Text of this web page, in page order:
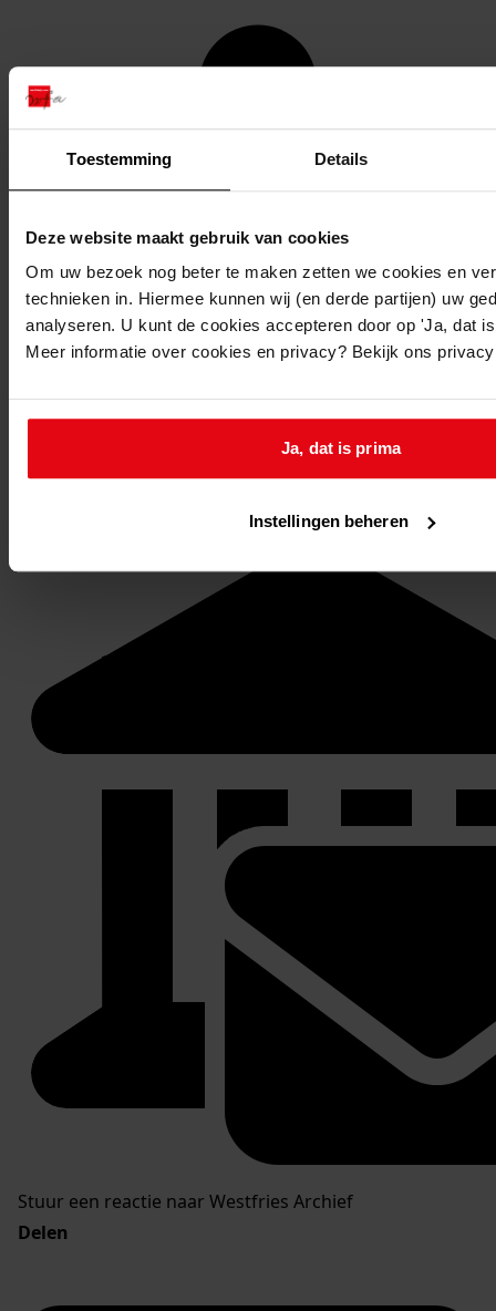
Toestemming Details
Deze website maakt gebruik van cookies
Om uw bezoek nog beter te maken zetten we cookies en
technieken in. Hiermee kunnen wij (en derde partijen) uw
analyseren. U kunt de cookies accepteren door op 'Ja, dat
Meer informatie over cookies en privacy? Bekijk ons
Ja, dat is prima
Instellingen beheren
Stel een vraag of plaats een opmerking op de tijdlijn
Stuur een reactie naar Westfries Archief
Delen